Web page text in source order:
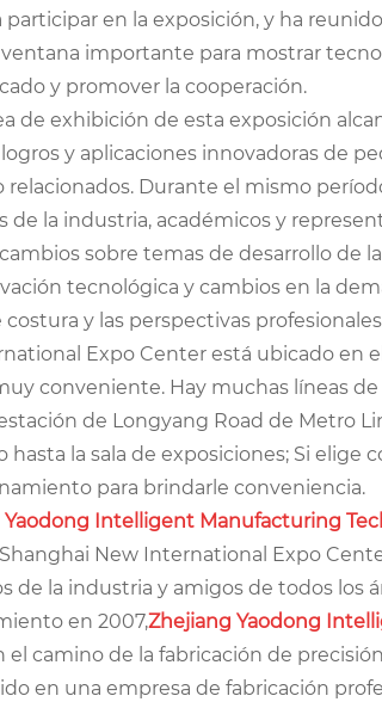
en la exposición, y ha
ventana importante para mostrar
y promover la cooperación.
de exhibición de esta exposición
y aplicaciones innovadoras de
Durante el mismo
de la industria, académicos y
sobre temas de desarrollo de
tecnológica y cambios en la
y las perspectivas
Expo Center está ubicado en
conveniente. Hay muchas líneas
de Longyang Road de Metro
hasta la sala de exposiciones; Si
para brindarle conveniencia.
Intelligent Manufacturing
New International Expo
de la industria y amigos de todos los
en 2007,Zhejiang Yaodong
camino de la fabricación de
en una empresa de fabricación